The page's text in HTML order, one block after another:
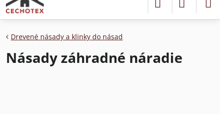
Drevené násady a klinky do násad
Násady záhradné náradie